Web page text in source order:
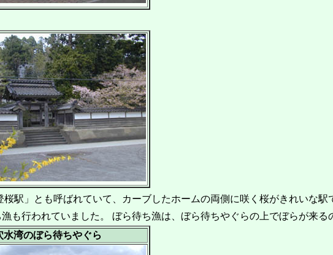
駅」とも呼ばれていて、カーブしたホームの両側に咲く桜がきれいな駅
行われていました。 ぼら待ち漁は、ぼら待ちやぐらの上でぼらが来る
水湾のぼら待ちやぐら